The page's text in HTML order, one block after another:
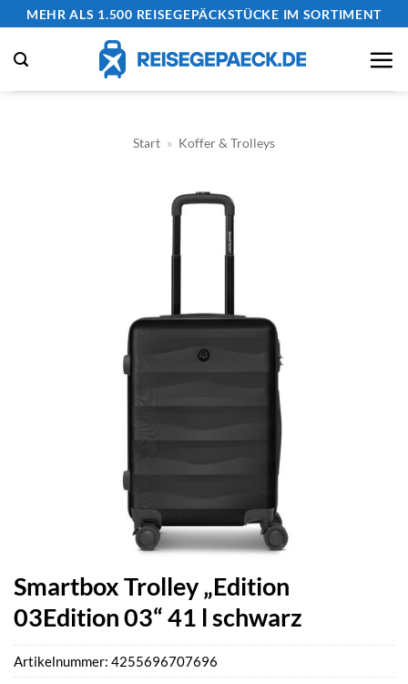
Zum
springen
MEHR ALS 1.500 REISEGEPÄCKSTÜCKE IM SORTIMENT
Start » Koffer & Trolleys
Smartbox Trolley „Edition
03Edition 03“ 41 l schwarz
Artikelnummer: 4255696707696